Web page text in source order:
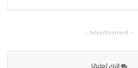
- Advertisement -